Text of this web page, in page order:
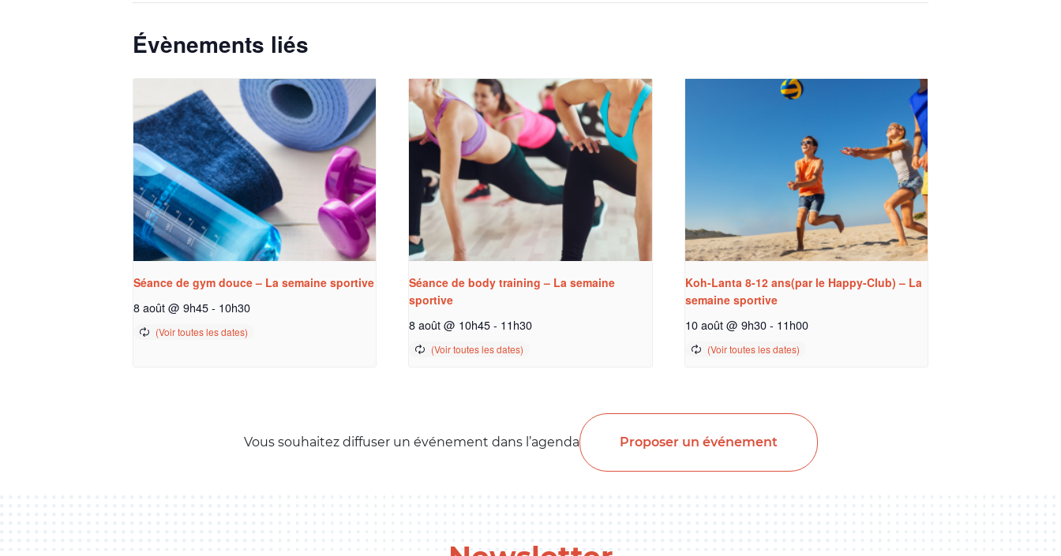
Évènements liés
Séance de gym douce – La semaine sportive
8 août @ 9h45- 10h30
Séance de body training – La semaine
sportive
8 août @ 10h45 - 11h30
Koh-Lanta 8-12 ans(par le Happy-Club) – La
semaine sportive
10 août @ 9h30- 11h00
Vous souhaitez diffuser un événement dans l’agenda Proposer un événement